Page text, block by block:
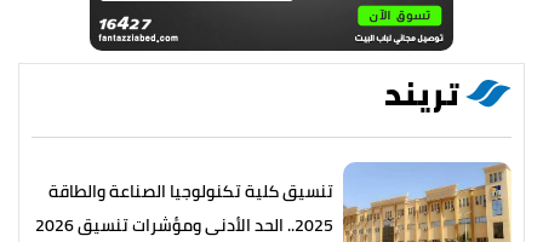
تريند
تنسيق كلية تكنولوجيا الصناعة والطاقة
2025.. الحد الأدنى ومؤشرات تنسيق 2026